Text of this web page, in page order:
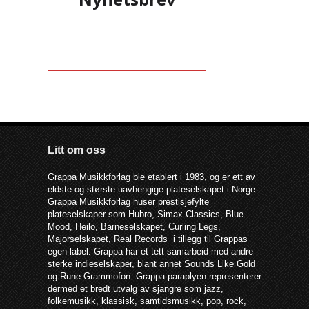
musikalsk.
Litt om oss
Grappa Musikkforlag ble etablert i 1983, og er ett av
eldste og største uavhengige plateselskapet i Norge.
Grappa Musikkforlag huser prestisjefylte
plateselskaper som Hubro, Simax Classics, Blue
Mood, Heilo, Barneselskapet, Curling Legs,
Majorselskapet, Real Records i tillegg til Grappas
egen label. Grappa har et tett samarbeid med andre
sterke indieselskaper, blant annet Sounds Like Gold
og Rune Grammofon. Grappa-paraplyen representerer
dermed et bredt utvalg av sjangre som jazz,
folkemusikk, klassisk, samtidsmusikk, pop, rock,